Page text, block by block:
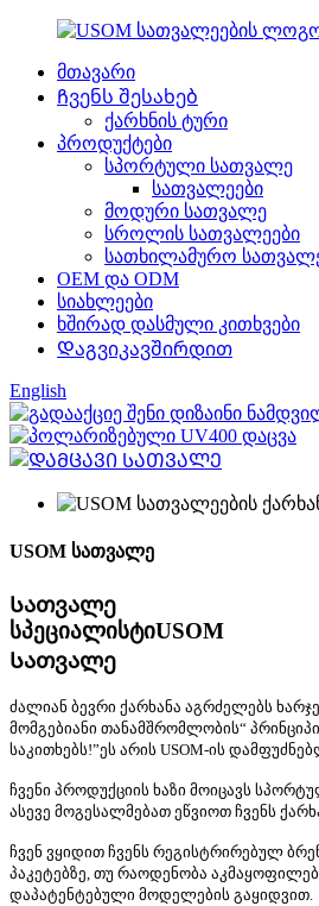
მთავარი
Ჩვენს შესახებ
ქარხნის ტური
პროდუქტები
სპორტული სათვალე
სათვალეები
მოდური სათვალე
სროლის სათვალეები
სათხილამურო
OEM და ODM
სიახლეები
ხშირად დასმული კითხვები
Დაგვიკავშირდით
English
USOM სათვალე
Სათვალე
სპეციალისტიUSOM
Სათვალე
ძალიან ბევრი ქარხანა აგრძელებს
მომგებიანი თანამშრომლობის“
საკითხებს!”ეს არის USOM-ის
ჩვენი პროდუქციის ხაზი მოიცავს
ასევე მოგესალმებათ ეწვიოთ ჩვენს
ჩვენ ვყიდით ჩვენს რეგისტრირებულ
პაკეტებზე, თუ რაოდენობა
დაპატენტებული მოდელების გაყიდვით.